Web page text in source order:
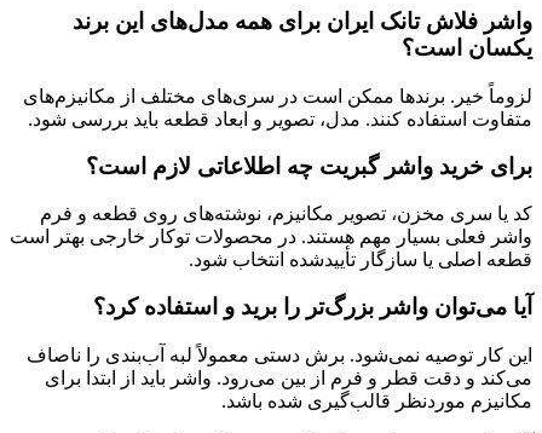
واشر فلاش تانک ایران برای همه مدل‌های این برند
یکسان است؟
لزوماً خیر. برندها ممکن است در سری‌های مختلف از مکانیزم‌های
متفاوت استفاده کنند. مدل، تصویر و ابعاد قطعه باید بررسی شود.
برای خرید واشر گبریت چه اطلاعاتی لازم است؟
کد یا سری مخزن، تصویر مکانیزم، نوشته‌های روی قطعه و فرم
واشر فعلی بسیار مهم هستند. در محصولات توکار خارجی بهتر است
قطعه اصلی یا سازگار تأییدشده انتخاب شود.
آیا می‌توان واشر بزرگ‌تر را برید و استفاده کرد؟
این کار توصیه نمی‌شود. برش دستی معمولاً لبه آب‌بندی را ناصاف
می‌کند و دقت قطر و فرم از بین می‌رود. واشر باید از ابتدا برای
مکانیزم موردنظر قالب‌گیری شده باشد.